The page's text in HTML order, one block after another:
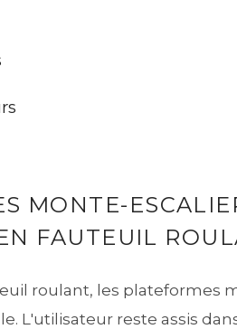
MONTE-
FAUTEUIL
roulant, les plateformes
L'utilisateur reste assis